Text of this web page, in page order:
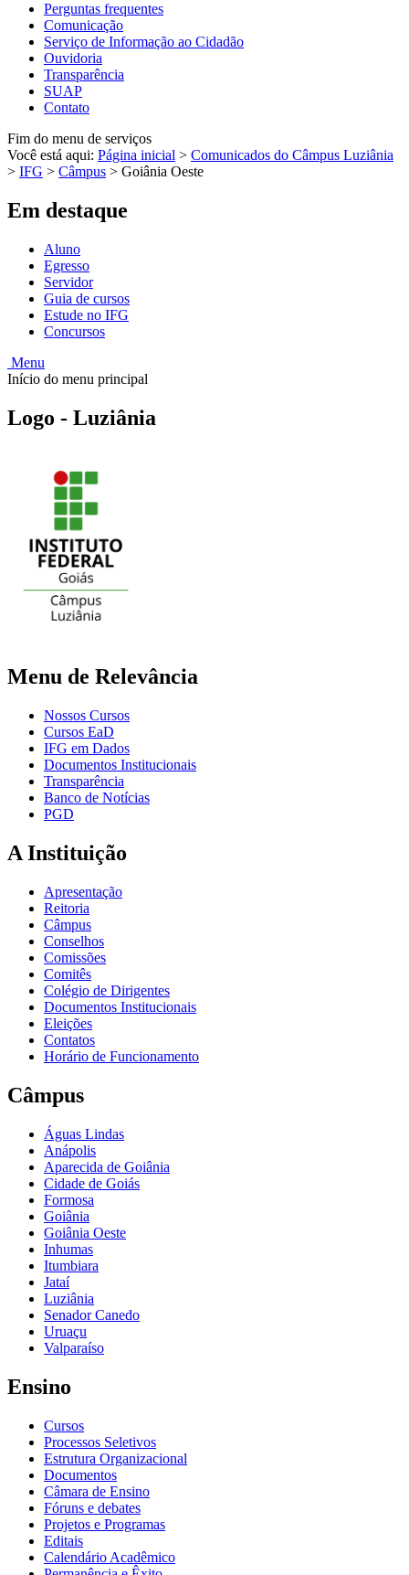
Perguntas frequentes
Comunicação
Serviço de Informação ao Cidadão
Ouvidoria
Transparência
SUAP
Contato
Fim do menu de serviços
Você está aqui: Página inicial > Comunicados do Câmpus Luziânia
> IFG > Câmpus > Goiânia Oeste
Em destaque
Aluno
Egresso
Servidor
Guia de cursos
Estude no IFG
Concursos
Menu
Início do menu principal
Logo - Luziânia
Menu de Relevância
Nossos Cursos
Cursos EaD
IFG em Dados
Documentos Institucionais
Transparência
Banco de Notícias
PGD
A Instituição
Apresentação
Reitoria
Câmpus
Conselhos
Comissões
Comitês
Colégio de Dirigentes
Documentos Institucionais
Eleições
Contatos
Horário de Funcionamento
Câmpus
Águas Lindas
Anápolis
Aparecida de Goiânia
Cidade de Goiás
Formosa
Goiânia
Goiânia Oeste
Inhumas
Itumbiara
Jataí
Luziânia
Senador Canedo
Uruaçu
Valparaíso
Ensino
Cursos
Processos Seletivos
Estrutura Organizacional
Documentos
Câmara de Ensino
Fóruns e debates
Projetos e Programas
Editais
Calendário Acadêmico